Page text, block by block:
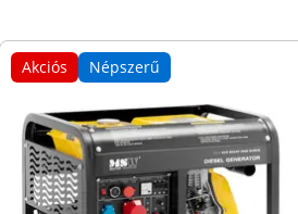
Akciós Népszerű